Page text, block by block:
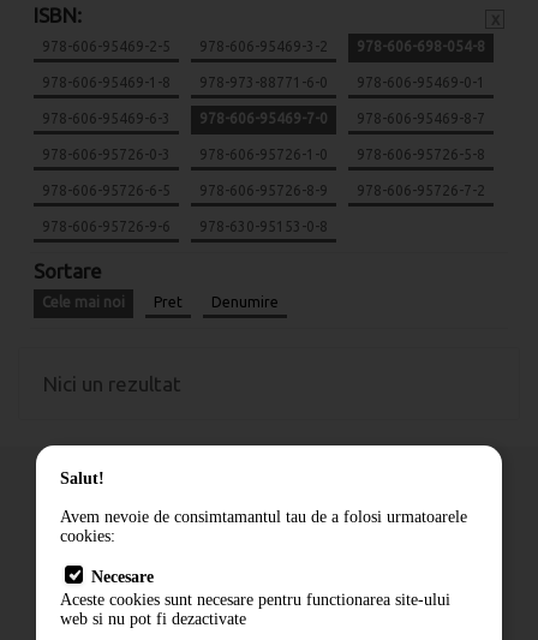
ISBN:
978-606-95469-2-5 978-606-95469-3-2 978-606-698-054-8
978-606-95469-1-8 978-973-88771-6-0 978-606-95469-0-1
978-606-95469-6-3 978-606-95469-7-0 978-606-95469-8-7
978-606-95726-0-3 978-606-95726-1-0 978-606-95726-5-8
978-606-95726-6-5 978-606-95726-8-9 978-606-95726-7-2
978-606-95726-9-6 978-630-95153-0-8
Sortare
Cele mai noi Pret Denumire
Nici un rezultat
Cum comand
Livrare
Contact
Salut!
Avem nevoie de consimtamantul tau de a folosi urmatoarele
cookies:
Necesare
Aceste cookies sunt necesare pentru functionarea site-ului
web si nu pot fi dezactivate